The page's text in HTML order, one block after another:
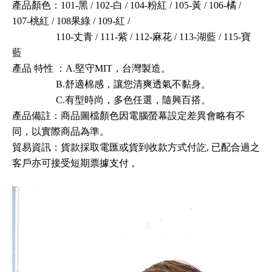
產品顏色：101-黑 / 102-白 / 104-粉紅 / 105-黃 / 106-橘 /
107-桃紅 / 108果綠 / 109-紅 /
110-丈青 / 111-紫 / 112-麻花 / 113-湖藍 / 115-寶
藍
產品 特性
：A.堅守MIT，台灣製造。
B.舒適棉感，讓您清爽透氣不黏身。
C.有型時尚，多色任選，隨興百搭。
產品備註：商品圖檔顏色因電腦螢幕設定差異會略有不
同，以實際商品為準。
貿易資訊 ： 貨款採取電匯或貨到收款方式付訖, 已配合過之
客戶亦可接受短期票據支付 。